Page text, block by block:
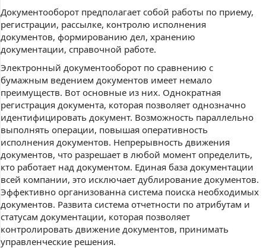
Документооборот предполагает собой работы по приему,
регистрации, рассылке, контролю исполнения
документов, формированию дел, хранению
документации, справочной работе.
Электронный документооборот по сравнению с
бумажным ведением документов имеет немало
преимуществ. Вот основные из них. Однократная
регистрация документа, которая позволяет однозначно
идентифицировать документ. Возможность параллельно
выполнять операции, повышая оперативность
исполнения документов. Непрерывность движения
документов, что разрешает в любой момент определить,
кто работает над документом. Единая база документации
всей компании, это исключает дублирование документов.
Эффективно организованна система поиска необходимых
документов. Развита система отчетности по атрибутам и
статусам документации, которая позволяет
контролировать движение документов, принимать
управленческие решения.